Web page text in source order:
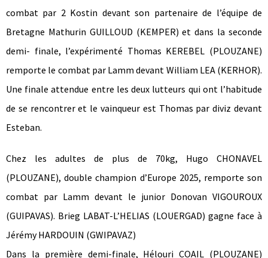
combat par 2 Kostin devant son partenaire de l’équipe de
Bretagne Mathurin GUILLOUD (KEMPER) et dans la seconde
demi- finale, l’expérimenté Thomas KEREBEL (PLOUZANE)
remporte le combat par Lamm devant William LEA (KERHOR).
Une finale attendue entre les deux lutteurs qui ont l’habitude
de se rencontrer et le vainqueur est Thomas par diviz devant
Esteban.
Chez les adultes de plus de 70kg, Hugo CHONAVEL
(PLOUZANE), double champion d’Europe 2025, remporte son
combat par Lamm devant le junior Donovan VIGOUROUX
(GUIPAVAS). Brieg LABAT-L’HELIAS (LOUERGAD) gagne face à
Jérémy HARDOUIN (GWIPAVAZ)
Dans la première demi-finale, Hélouri COAIL (PLOUZANE)